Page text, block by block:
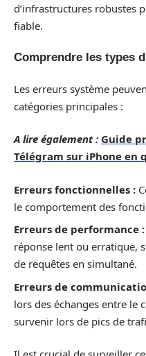
d’infrastructures robustes
fiable.
Comprendre les types
Les erreurs système
catégories principales :
A lire également : Guide
Télégram sur iPhone en
Erreurs fonctionnelles :
le comportement des
Erreurs de performance :
réponse lent ou erratique,
de requêtes en simultané.
Erreurs de
lors des échanges entre le
survenir lors de pics de